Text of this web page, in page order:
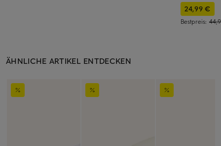
24,99 €
Bestpreis:
ÄHNLICHE ARTIKEL ENTDECKEN